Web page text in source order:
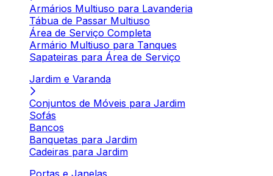
Armários Multiuso para Lavanderia
Tábua de Passar Multiuso
Área de Serviço Completa
Armário Multiuso para Tanques
Sapateiras para Área de Serviço
Jardim e Varanda
Conjuntos de Móveis para Jardim
Sofás
Bancos
Banquetas para Jardim
Cadeiras para Jardim
Portas e Janelas